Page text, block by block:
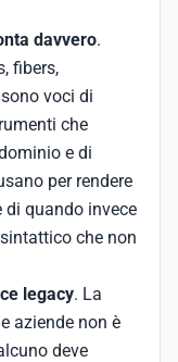
davvero.
fibers,
voci di
che
e di
per rendere
di quando invece
che non
legacy. La
aziende non è
deve